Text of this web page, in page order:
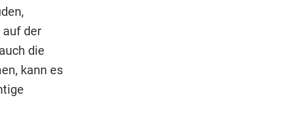
auf der
die
kann es